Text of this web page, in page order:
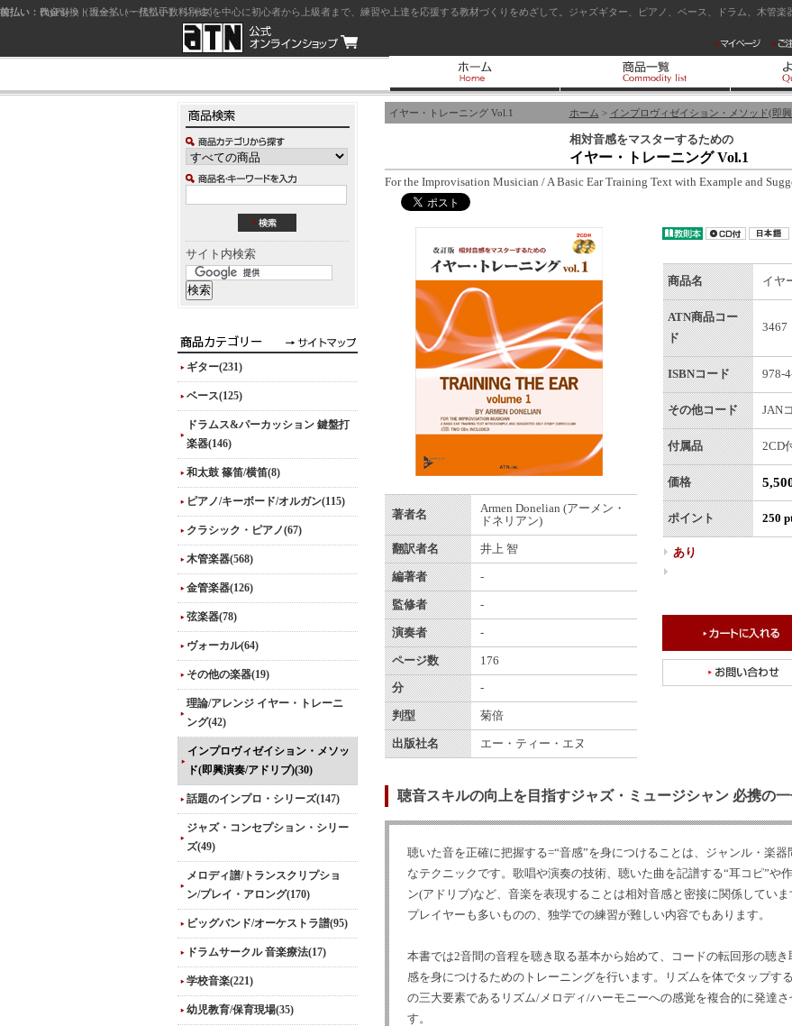
ジャズを中心に初心者から上級者まで、練習や上達を応援する教材づくりをめざして。ジャズギター、ピアノ、ベース、ドラム、木管楽
サイト内検索
ギター(231)
ベース(125)
ドラムス&パーカッション 鍵盤打
楽器(146)
和太鼓 篠笛/横笛(8)
ピアノ/キーボード/オルガン(115)
クラシック・ピアノ(67)
木管楽器(568)
金管楽器(126)
弦楽器(78)
ヴォーカル(64)
その他の楽器(19)
理論/アレンジ イヤー・トレーニ
ング(42)
インプロヴィゼイション・メソッ
ド(即興演奏/アドリブ)(30)
話題のインプロ・シリーズ(147)
ジャズ・コンセプション・シリー
ズ(49)
メロディ譜/トランスクリプショ
ン/プレイ・アロング(170)
ビッグバンド/オーケストラ譜(95)
ドラムサークル 音楽療法(17)
学校音楽(221)
幼児教育/保育現場(35)
ホーム > インプロヴィゼイション・メソッド(即
イヤー・トレーニング Vol.1
相対音感をマスターするための
イヤー・トレーニング Vol.1
For the Improvisation Musician / A Basic Ear Training Text with Example and
著者名
Armen Donelian (アーメン・
ドネリアン)
翻訳者名 井上 智
編著者 -
監修者 -
演奏者 -
ページ数 176
分 -
判型 菊倍
出版社名 エー・ティー・エヌ
商品名 イヤ
ATN商品コー
ド
3467
ISBNコード 978-
その他コード JAN
付属品 2CD
価格
ポイント 250
あり
聴音スキルの向上を目指すジャズ・ミュージシャン 必携の
聴いた音を正確に把握する=“音感”を身につけることは、ジャンル・楽
なテクニックです。歌唱や演奏の技術、聴いた曲を記譜する“耳コピ”や
ン(アドリブ)など、音楽を表現することは相対音感と密接に関係してい
プレイヤーも多いものの、独学での練習が難しい内容でもあります。
本書では2音間の音程を聴き取る基本から始めて、コードの転回形の聴
感を身につけるためのトレーニングを行います。リズムを体でタップす
の三大要素であるリズム/メロディ/ハーモニーへの感覚を複合的に発達
す。
前払い：クレジットカード（一括払い）
後払い：代金引換（現金払い・代引手数料別途）
前払い：PayPay